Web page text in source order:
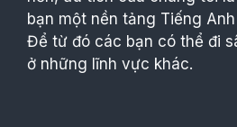
bạn một nền tảng Tiếng
Để từ đó các bạn có thể đi
ở những lĩnh vực khác.